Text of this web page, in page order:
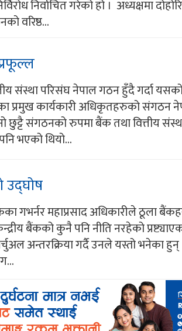
निर्वाचित गरेको हो । अध्यक्षमा
वरिष्ठ...
संस्था परिसंघ नेपाल गठन हुँदै गर्दा
प्रमुख कार्यकारी अधिकृतहरुको संगठन
संगठनको रुपमा बैंक तथा वित्तीय
भएको थियो...
उद्घोष
गभर्नर महाप्रसाद अधिकारीले ठूला
बैंकको कुनै पनि नीति नरहेको
अन्तरक्रिया गर्दै उनले यस्तो भनेका